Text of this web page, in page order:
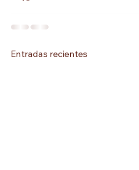
Entradas recientes